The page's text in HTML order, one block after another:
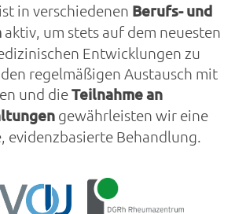
in verschiedenen Berufs- und
aktiv, um stets auf dem neuesten
Entwicklungen zu
regelmäßigen Austausch mit
und dieTeilnahme an
gewährleisten wir eine
evidenzbasierte Behandlung.